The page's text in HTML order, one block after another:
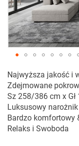
na
początek
galerii
Najwyższa jakość i
Zdejmowane
Sz 258/386 cm x
Luksusowy
Bardzo komfortowy
Relaks i Swoboda